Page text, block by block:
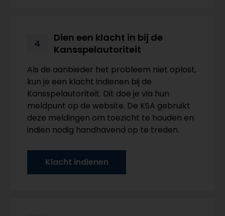
4
Dien een klacht in bij de
Kansspelautoriteit
Als de aanbieder het probleem niet oplost,
kun je een klacht indienen bij de
Kansspelautoriteit. Dit doe je via hun
meldpunt op de website. De KSA gebruikt
deze meldingen om toezicht te houden en
indien nodig handhavend op te treden.
Klacht indienen